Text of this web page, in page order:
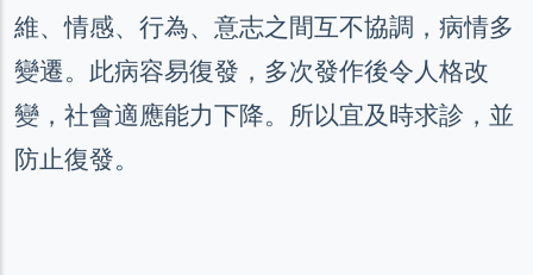
維、情感、行為、意志之間互不協調，病情多
變遷。此病容易復發，多次發作後令人格改
變，社會適應能力下降。所以宜及時求診，並
防止復發。